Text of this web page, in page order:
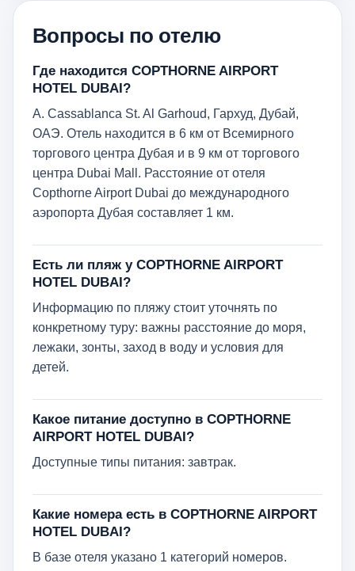
Вопросы по отелю
Где находится COPTHORNE AIRPORT
HOTEL DUBAI?
A. Cassablanca St. Al Garhoud, Гархуд, Дубай,
ОАЭ. Отель находится в 6 км от Всемирного
торгового центра Дубая и в 9 км от торгового
центра Dubai Mall. Расстояние от отеля
Copthorne Airport Dubai до международного
аэропорта Дубая составляет 1 км.
Есть ли пляж у COPTHORNE AIRPORT
HOTEL DUBAI?
Информацию по пляжу стоит уточнять по
конкретному туру: важны расстояние до моря,
лежаки, зонты, заход в воду и условия для
детей.
Какое питание доступно в COPTHORNE
AIRPORT HOTEL DUBAI?
Доступные типы питания: завтрак.
Какие номера есть в COPTHORNE AIRPORT
HOTEL DUBAI?
В базе отеля указано 1 категорий номеров.